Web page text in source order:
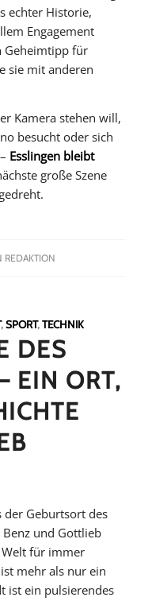
echter Historie,
Engagement
Geheimtipp für
sie mit anderen
Kamera stehen will,
besucht oder sich
Esslingen bleibt
große Szene
REDAKTION
,SPORT,TECHNIK
DES
EIN ORT,
Geburtsort des
und Gottlieb
für immer
mehr als nur ein
ist ein pulsierendes